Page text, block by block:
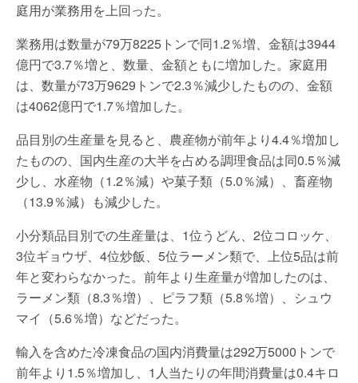
庭用が業務用を上回った。
業務用は数量が79万8225トンで同1.2％増、金額は3944
億円で3.7％増と、数量、金額ともに増加した。家庭用
は、数量が73万9629トンで2.3％減少したものの、金額
は4062億円で1.7％増加した。
品目別の生産量を見ると、農産物が前年より4.4％増加し
たものの、国内生産の大半を占める調理食品は同0.5％減
少し、水産物（1.2％減）や菓子類（5.0％減）、畜産物
（13.9％減）も減少した。
小分類品目別での生産量は、1位うどん、2位コロッケ、
3位ギョウザ、4位炒飯、5位ラーメン類で、上位5品は前
年と変わらなかった。前年より生産量が増加したのは、
ラーメン類（8.3％増）、ピラフ類（5.8％増）、シュウ
マイ（5.6％増）などだった。
輸入を含めた冷凍食品の国内消費量は292万5000トンで
前年より1.5％増加し、1人当たりの年間消費量は0.4キロ